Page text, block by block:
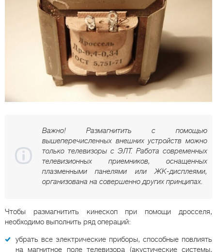
Важно! Размагнитить с помощью
вышеперечисленных внешних устройств можно
только телевизоры с ЭЛТ. Работа современных
телевизионных приемников, оснащенных
плазменными панелями или ЖК-дисплеями,
организована на совершенно других принципах.
Чтобы размагнитить кинескоп при помощи дросселя,
необходимо выполнить ряд операций:
убрать все электрические приборы, способные повлиять
на магнитное поле телевизора (акустические системы,